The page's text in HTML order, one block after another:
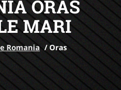
ORAS
MARI
Romania / Oras